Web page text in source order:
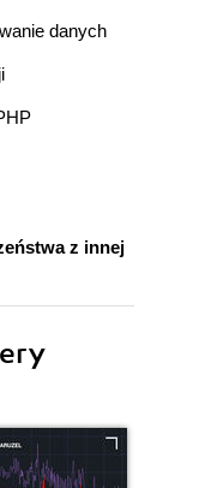
danych
z innej